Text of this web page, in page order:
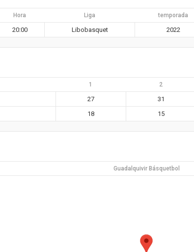
Hora Liga temporada
20:00 Libobasquet 2022
1 2
27 31
18 15
Guadalquivir Básquetbol